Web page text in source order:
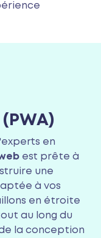
en
est prête à
une
à vos
en étroite
au long du
la conception